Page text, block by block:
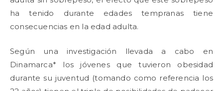
ha tenido durante edades tempranas tiene
consecuencias en la edad adulta.
Según una investigación llevada a cabo en
Dinamarca* los jóvenes que tuvieron obesidad
durante su juventud (tomando como referencia los